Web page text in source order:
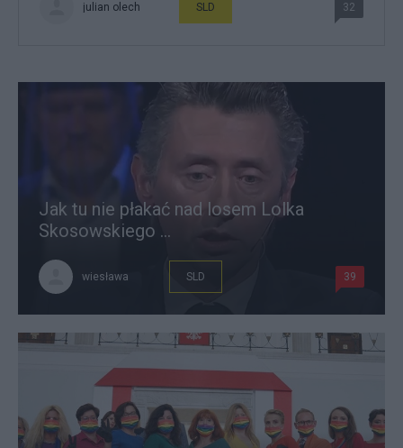
julian olech SLD 32
Jak tu nie płakać nad losem Lolka
Skosowskiego ...
wiesława SLD 39